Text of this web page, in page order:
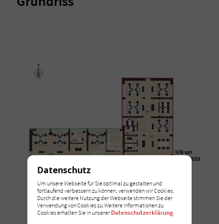
Datenschutz
Um unsere Webseite für Sie optimal zu gestalten und
fortlaufend verbessern zu können, verwenden wir Cookies.
Durch die weitere Nutzung der Webseite stimmen Sie der
Verwendung von Cookies zu.Weitere Informationen zu
Cookies erhalten Sie in unserer Datenschutzerklärung.